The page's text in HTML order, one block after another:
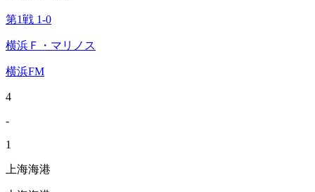
第1戦 1-0
横浜Ｆ・マリノス
横浜FM
4
-
1
上海海港